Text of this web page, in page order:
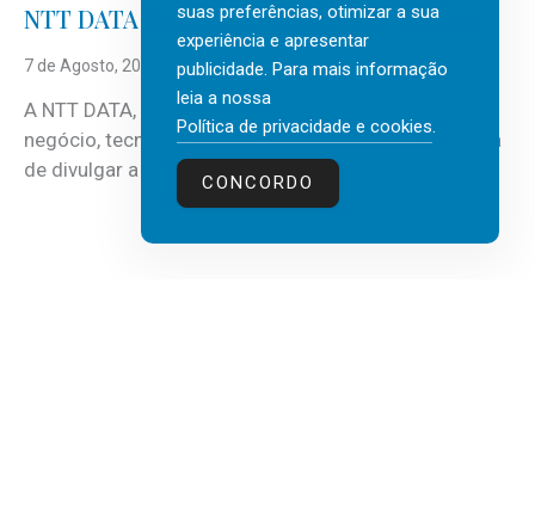
NTT DATA Insurtech Global Outlook 2026
7 de Agosto, 2026
A NTT DATA, consultora global em serviços de
negócio, tecnologia e inteligência artificial (IA), acaba
de divulgar a mais recente...
suas preferências, otimizar a sua
experiência e apresentar
publicidade. Para mais informação
leia a nossa
Política de privacidade e cookies.
CONCORDO